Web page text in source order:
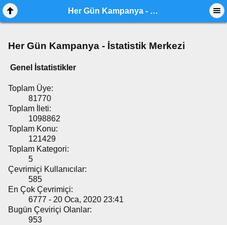
Her Gün Kampanya - İstatistik Merkezi
Her Gün Kampanya - İstatistik Merkezi
Genel İstatistikler
Toplam Üye:
81770
Toplam İleti:
1098862
Toplam Konu:
121429
Toplam Kategori:
5
Çevrimiçi Kullanıcılar:
585
En Çok Çevrimiçi:
6777 - 20 Oca, 2020 23:41
Bugün Çeviriçi Olanlar:
953